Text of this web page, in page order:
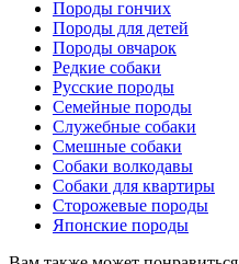
Породы гончих
Породы для детей
Породы овчарок
Редкие собаки
Русские породы
Семейные породы
Служебные собаки
Смешные собаки
Собаки волкодавы
Собаки для квартиры
Сторожевые породы
Японские породы